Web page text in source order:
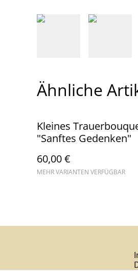
Ähnliche
Kleines
"Sanftes Gedenken"
60,00 €
MEHR VARIANTEN VERFÜGBAR